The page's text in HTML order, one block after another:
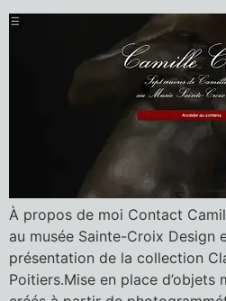
À propos de moi Contact
au musée Sainte-Croix Design
présentation de la collection
Poitiers.Mise en place d’objets